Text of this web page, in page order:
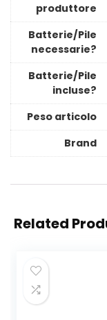
produttore
Batterie/Pile
necessarie?
Batterie/Pile
incluse?
Peso articolo
Brand
Related